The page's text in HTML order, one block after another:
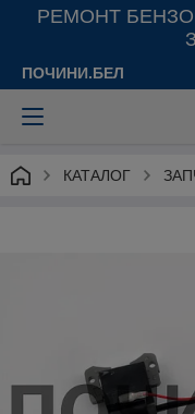
РЕМОНТ
ПОЧИНИ.БЕЛ
КАТАЛОГ